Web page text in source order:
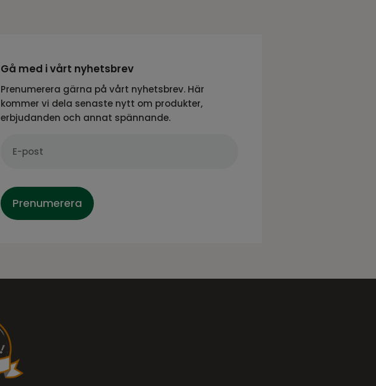
Gå med i vårt nyhetsbrev
Prenumerera gärna på vårt nyhetsbrev. Här
kommer vi dela senaste nytt om produkter,
erbjudanden och annat spännande.
Prenumerera